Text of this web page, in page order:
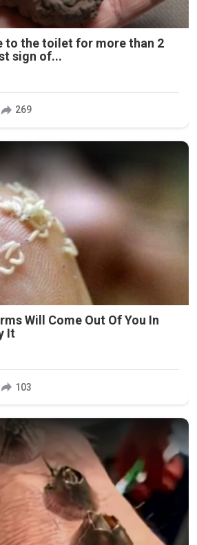
to the toilet for more than 2
sign of...
269
Will Come Out Of You In
It
103